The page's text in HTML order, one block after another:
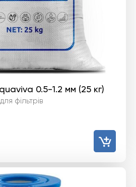
0.5-1.2 мм (25 кг)
фільтрів